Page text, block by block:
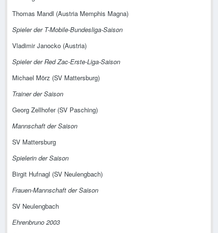
Thomas Mandl (Austria Memphis Magna)
Spieler der T-Mobile-Bundesliga-Saison
Vladimir Janocko (Austria)
Spieler der Red Zac-Erste-Liga-Saison
Michael Mörz (SV Mattersburg)
Trainer der Saison
Georg Zellhofer (SV Pasching)
Mannschaft der Saison
SV Mattersburg
Spielerin der Saison
Birgit Hufnagl (SV Neulengbach)
Frauen-Mannschaft der Saison
SV Neulengbach
Ehrenbruno 2003